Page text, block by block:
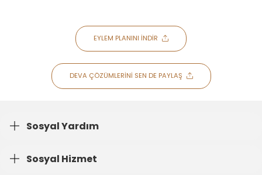
EYLEM PLANINI İNDİR
DEVA ÇÖZÜMLERİNİ SEN DE PAYLAŞ
Sosyal Yardım
Sosyal Hizmet